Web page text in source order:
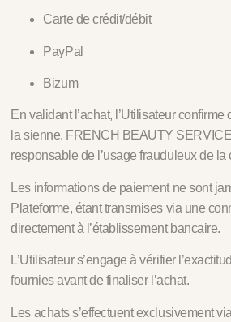
Carte de crédit/débit
PayPal
Bizum
En validant l’achat, l’Utilisateur
la sienne. FRENCH BEAUTY
responsable de l’usage frauduleux de la
Les informations de paiement ne sont
Plateforme, étant transmises via une
directement à l’établissement bancaire.
L’Utilisateur s’engage à vérifier
fournies avant de finaliser l’achat.
Les achats s’effectuent exclusivement